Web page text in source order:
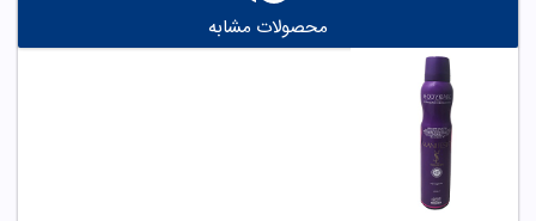
محصولات مشابه